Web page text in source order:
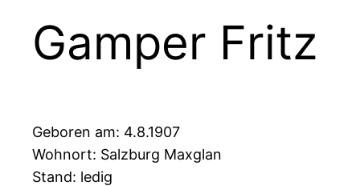
Gamper Fritz
Geboren am: 4.8.1907
Wohnort: Salzburg Maxglan
Stand: ledig